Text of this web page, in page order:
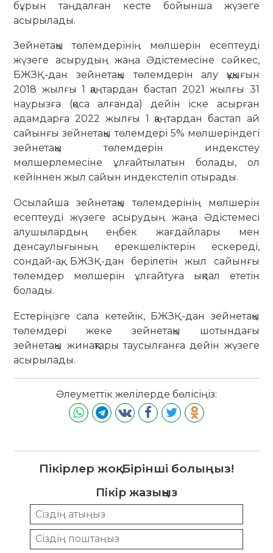
бұрын таңдалған кесте бойынша жүзеге
асырылады.
Зейнетақы төлемдерінің мөлшерін есептеуді
жүзеге асырудың жаңа Әдістемесіне сәйкес,
БЖЗҚ-дан зейнетақы төлемдерін алу құқығын
2018 жылғы 1 қаңтардан бастап 2021 жылғы 31
наурызға (қоса алғанда) дейін іске асырған
адамдарға 2022 жылғы 1 қаңтардан бастап ай
сайынғы зейнетақы төлемдері 5% мөлшеріндегі
зейнетақы төлемдерін индекстеу
мөлшерлемесіне ұлғайтылатын болады, ол
кейіннен жыл сайын индекстеліп отырады.
Осылайша зейнетақы төлемдерінің мөлшерін
есептеуді жүзеге асырудың жаңа Әдістемесі
алушылардың еңбек жағдайлары мен
денсаулығының ерекшеліктерін ескереді,
сондай-ақ, БЖЗҚ-дан берілетін жыл сайынғы
төлемдер мөлшерін ұлғайтуға ықпал ететін
болады.
Естеріңізге сала кетейік, БЖЗҚ-дан зейнетақы
төлемдері жеке зейнетақы шотындағы
зейнетақы жинақтары таусылғанға дейін жүзеге
асырылады.
Әлеуметтік желілерде бөлісіңіз:
Пікірлер жоқ. Бірінші болыңыз!
Пікір жазыңыз